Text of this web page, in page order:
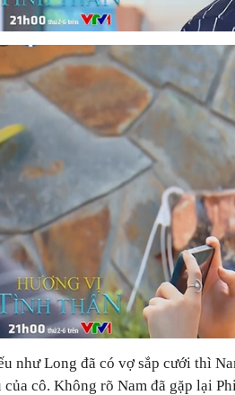
như Long đã có vợ sắp cưới thì
của cô. Không rõ Nam đã gặp lại